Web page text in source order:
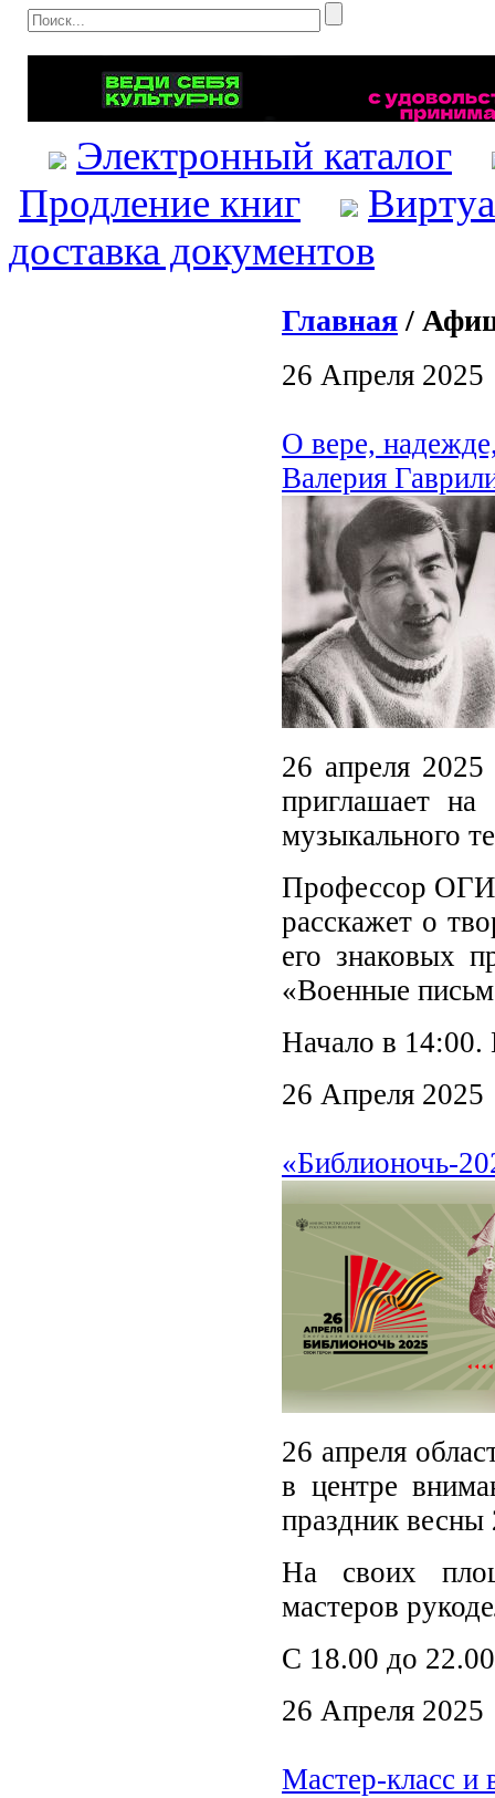
Электронный каталог
Продление книг
доставка документов
Главная /
26 Апреля 2025
О вере,
Валерия
26 апреля
приглашает
музыкального
Профессор
расскажет о
его знаковых
«Военные
Начало в 14:00.
26 Апреля 2025
«Библионочь-
26 апреля
в центре
праздник
На своих
мастеров
С 18.00 до
26 Апреля 2025
Мастер-класс и